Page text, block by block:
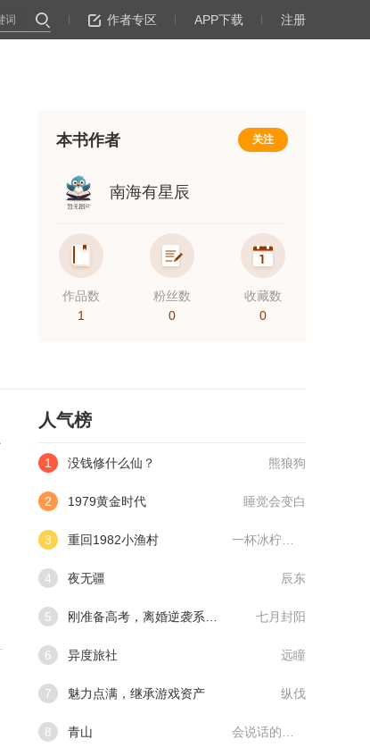
作者专区 APP下载 注册
本书作者 关注
南海有星辰
作品数
1
粉丝数
0
收藏数
0
人气榜
1 没钱修什么仙？ 熊狼狗
2 1979黄金时代 睡觉会变白
3 重回1982小渔村
4 夜无疆 辰东
5 七月封阳
6 异度旅社 远瞳
7 魅力点满，继承游戏资产 纵伐
8 青山